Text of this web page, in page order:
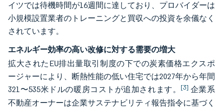
イツでは待機時間が16週間に達しており、プロバイダーは
小規模設置業者のトレーニングと買収への投資を余儀なく
されています。
エネルギー効率の高い改修に対する需要の増大
拡大されたEU排出量取引制度の下での炭素価格エクスポ
ージャーにより、断熱性能の低い住宅では2027年から年間
321〜535米ドルの暖房コストが追加されます。[3] 企業系
不動産オーナーは企業サステナビリティ報告指令に基づく